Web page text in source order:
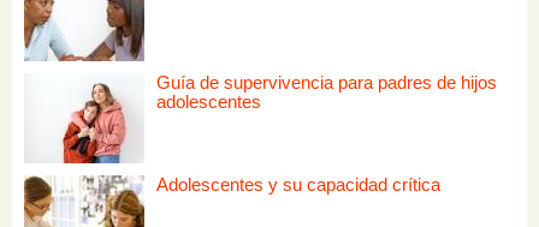
Guía de supervivencia para padres de hijos
adolescentes
Adolescentes y su capacidad crítica